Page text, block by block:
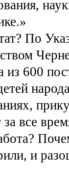
По
из 600
все
и